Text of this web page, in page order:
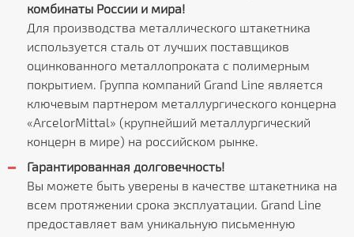
комбинаты России и мира!
Для производства металлического штакетника
используется сталь от лучших поставщиков
оцинкованного металлопроката с полимерным
покрытием. Группа компаний Grand Line является
ключевым партнером металлургического концерна
«ArcelorMittal» (крупнейший металлургический
концерн в мире) на российском рынке.
Гарантированная долговечность!
Вы можете быть уверены в качестве штакетника на
всем протяжении срока эксплуатации. Grand Line
предоставляет вам уникальную письменную